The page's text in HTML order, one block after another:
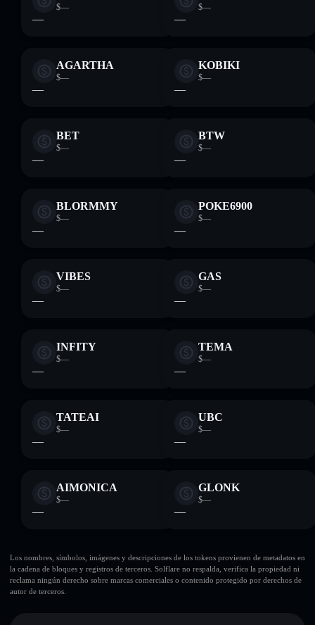
$—
—
$—
—
AGARTHA
$—
—
KOBIKI
$—
—
BET
$—
—
BTW
$—
—
BLORMMY
$—
—
POKE6900
$—
—
VIBES
$—
—
GAS
$—
—
INFITY
$—
—
TEMA
$—
—
TATEAI
$—
—
UBC
$—
—
AIMONICA
$—
—
GLONK
$—
—
Los nombres, símbolos, imágenes y descripciones de los tokens provienen de metadatos en
la cadena de bloques y registros de terceros. Solflare no respalda, verifica la propiedad ni
reclama ningún derecho sobre marcas comerciales o contenido protegido por derechos de
autor de terceros.